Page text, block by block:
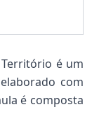
é um
com
é composta